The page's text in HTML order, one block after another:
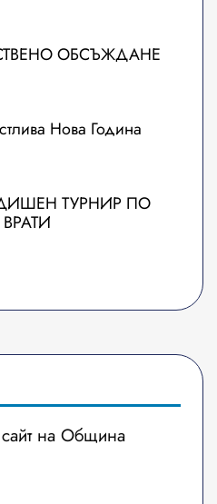
ОБСЪЖДАНЕ
Нова Година
ТУРНИР ПО
на Община